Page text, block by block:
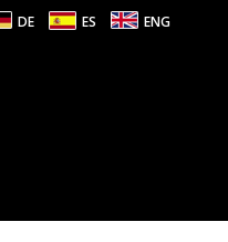
DE ES ENG